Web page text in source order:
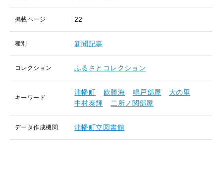
掲載ページ 22
種別 新聞記事
コレクション ふるさとコレクション
キーワード
津幡町 欧勝海 鳴戸部屋
大の里
中村泰輝
二所ノ関部屋
データ作成機関 津幡町立図書館